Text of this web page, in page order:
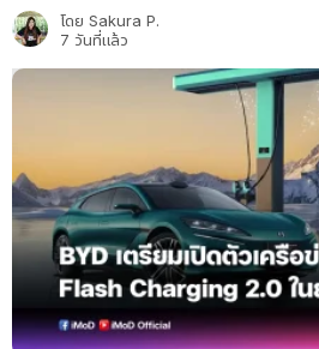
โดย Sakura P.
7 วันที่แล้ว